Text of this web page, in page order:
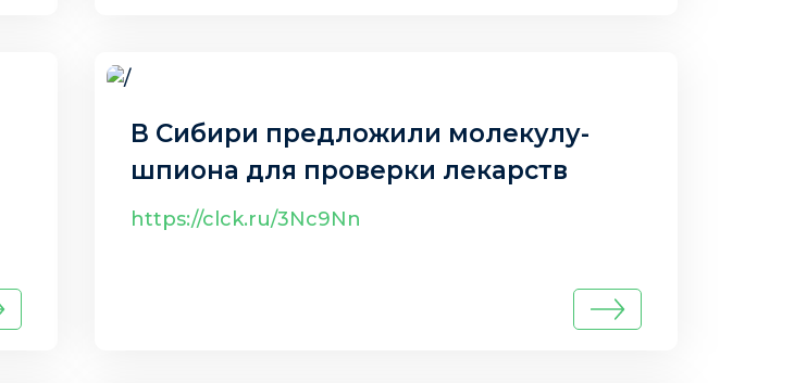
В Сибири предложили молекулу-
шпиона для проверки лекарств
https://clck.ru/3Nc9Nn